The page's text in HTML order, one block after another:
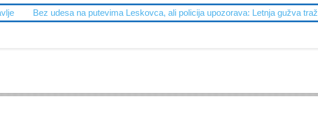
Bez udesa na putevima Leskovca, ali policija upozorava: Letnja gužva traži